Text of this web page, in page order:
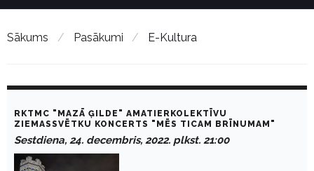
Sākums / Pasākumi / E-Kultura
RKTMC "MAZĀ ĢILDE" AMATIERKOLEKTĪVU
ZIEMASSVĒTKU KONCERTS "MĒS TICAM BRĪNUMAM"
Sestdiena, 24. decembris, 2022. plkst. 21:00